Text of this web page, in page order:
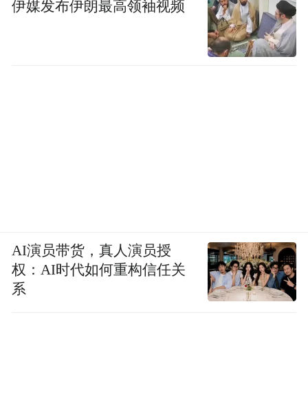
伊媒发布伊朗最高领袖视频
AI演员带货，真人演员授
权：AI时代如何重构信任关
系